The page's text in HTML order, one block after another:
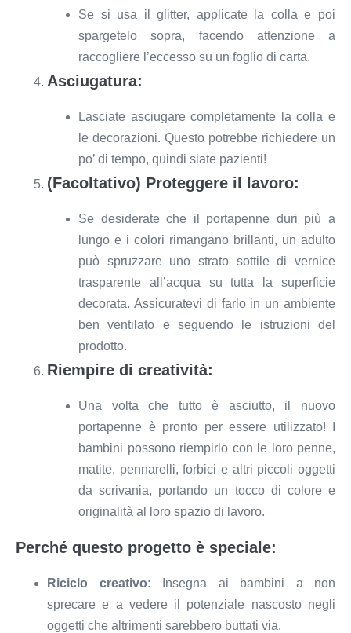
Se si usa il glitter, applicate la colla e poi
spargetelo sopra, facendo attenzione a
raccogliere l’eccesso su un foglio di carta.
Asciugatura:
Lasciate asciugare completamente la colla e
le decorazioni. Questo potrebbe richiedere un
po’ di tempo, quindi siate pazienti!
(Facoltativo) Proteggere il lavoro:
Se desiderate che il portapenne duri più a
lungo e i colori rimangano brillanti, un adulto
può spruzzare uno strato sottile di vernice
trasparente all’acqua su tutta la superficie
decorata. Assicuratevi di farlo in un ambiente
ben ventilato e seguendo le istruzioni del
prodotto.
Riempire di creatività:
Una volta che tutto è asciutto, il nuovo
portapenne è pronto per essere utilizzato! I
bambini possono riempirlo con le loro penne,
matite, pennarelli, forbici e altri piccoli oggetti
da scrivania, portando un tocco di colore e
originalità al loro spazio di lavoro.
Perché questo progetto è speciale:
Riciclo creativo: Insegna ai bambini a non
sprecare e a vedere il potenziale nascosto negli
oggetti che altrimenti sarebbero buttati via.